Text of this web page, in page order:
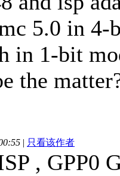
5.0 in 4-
in 1-bit
the
| 只看该作者
, GPP0